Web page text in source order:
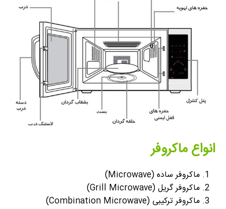
انواع ماکروفر
ماکروفر ساده (Microwave)
ماکروفر گریل (Grill Microwave)
ماکروفر ترکیبی (Combination Microwave)